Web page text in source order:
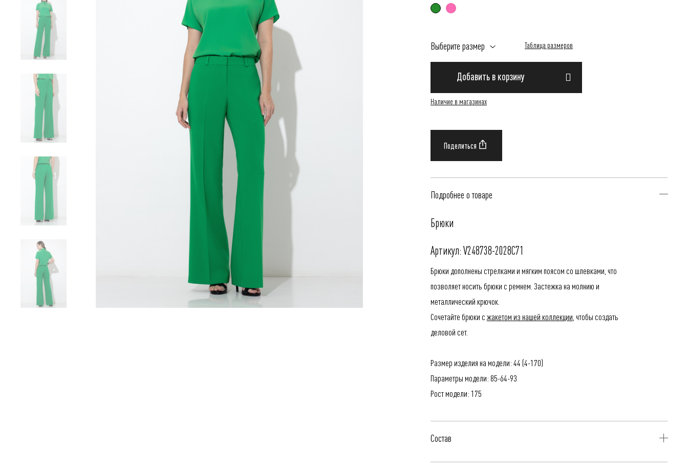
Выберите размер Таблица размеров
Добавить в корзину
Наличие в магазинах
Подробнее о товаре
Брюки
Артикул: V248738-2028C71
Брюки дополнены стрелками и мягким поясом со шлевками, что
позволяет носить брюки с ремнем. Застежка на молнию и
металлический крючок.
Сочетайте брюки сжакетом из нашей коллекции , чтобы создать
деловой сет.
Размер изделия на модели: 44 (4-170)
Параметры модели: 85-64-93
Рост модели: 175
Состав
62% Полиэстер, 32% Вискоза, 6% Эластан